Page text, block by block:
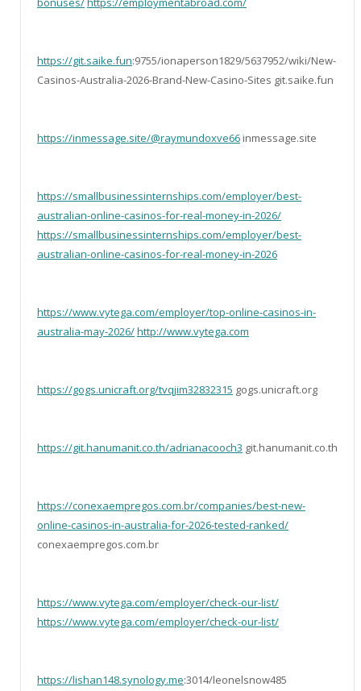
https://git.saike.fun:9755/ionaperson1829/5637952/wiki/New-
Casinos-Australia-2026-Brand-New-Casino-Sites git.saike.fun
https://inmessage.site/@raymundoxve66 inmessage.site
https://smallbusinessinternships.com/employer/best-
australian-online-casinos-for-real-money-in-2026/
https://smallbusinessinternships.com/employer/best-
australian-online-casinos-for-real-money-in-2026
https://www.vytega.com/employer/top-online-casinos-in-
australia-may-2026/http://www.vytega.com
https://gogs.unicraft.org/tvqjim32832315 gogs.unicraft.org
https://git.hanumanit.co.th/adrianacooch3 git.hanumanit.co.th
https://conexaempregos.com.br/companies/best-new-
online-casinos-in-australia-for-2026-tested-ranked/
conexaempregos.com.br
https://www.vytega.com/employer/check-our-list/
https://www.vytega.com/employer/check-our-list/
https://lishan148.synology.me:3014/leonelsnow485